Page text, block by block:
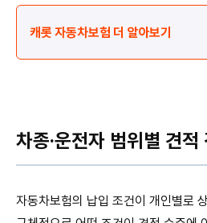
캐롯 자동차보험 더 알아보기
차종·운전자 범위별 견
자동차보험의 납입 조건이 개인별로